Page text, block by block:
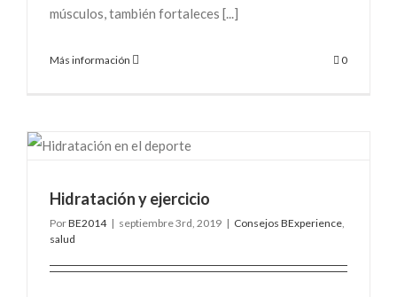
músculos, también fortaleces [...]
Más información 0
Hidratación y ejercicio
PorBE2014 | septiembre 3rd, 2019 | Consejos BExperience
salud